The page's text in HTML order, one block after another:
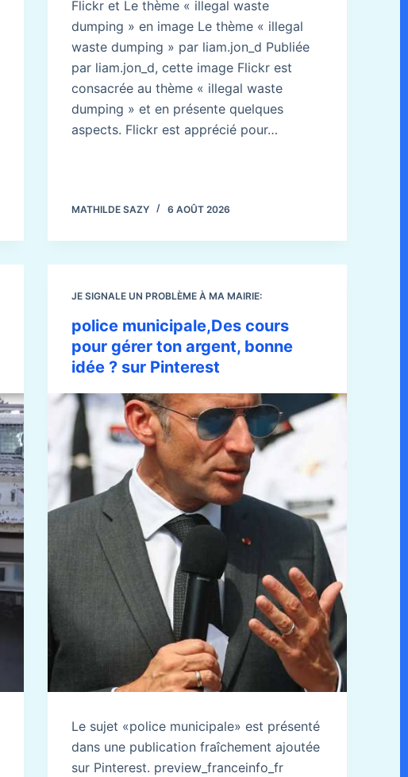
Flickr et Le thème « illegal waste
dumping » en image Le thème « illegal
waste dumping » par liam.jon_d Publiée
par liam.jon_d, cette image Flickr est
consacrée au thème « illegal waste
dumping » et en présente quelques
aspects. Flickr est apprécié pour…
MATHILDE SAZY 6 AOÛT 2026
JE SIGNALE UN PROBLÈME À MA MAIRIE:
police municipale,Des cours
pour gérer ton argent, bonne
idée ? sur Pinterest
Le sujet «police municipale» est présenté
dans une publication fraîchement ajoutée
sur Pinterest. preview_franceinfo_fr